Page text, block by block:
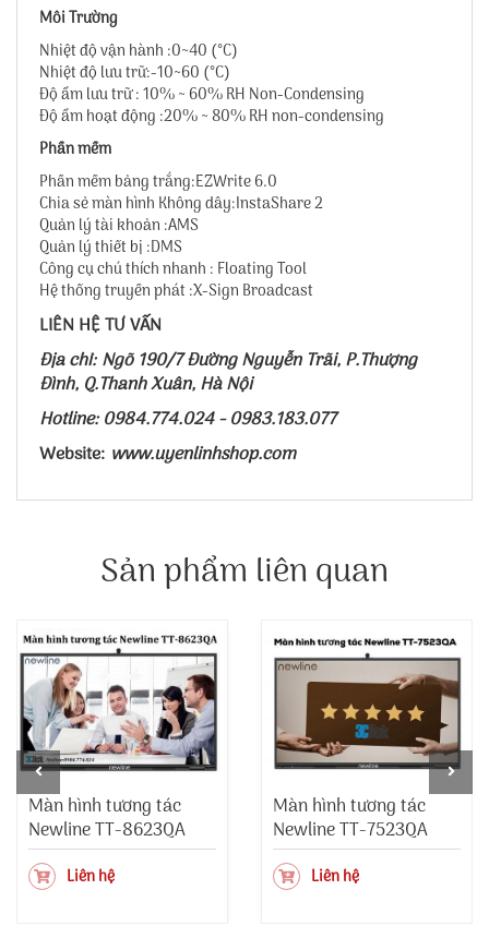
Môi Trường
Nhiệt độ vận hành :0~40 (°C)
Nhiệt độ lưu trữ:-10~60 (°C)
Độ ẩm lưu trữ : 10% ~ 60% RH Non-Condensing
Độ ẩm hoạt động :20% ~ 80% RH non-condensing
Phần mềm
Phần mềm bảng trắng:EZWrite 6.0
Chia sẻ màn hình Không dây:InstaShare 2
Quản lý tài khoản :AMS
Quản lý thiết bị :DMS
Công cụ chú thích nhanh : Floating Tool
Hệ thống truyền phát :X-Sign Broadcast
LIÊN HỆ TƯ VẤN
Địa chỉ: Ngõ 190/7 Đường Nguyễn Trãi, P.Thượng
Đình, Q.Thanh Xuân, Hà Nội
Hotline: 0984.774.024 - 0983.183.077
Website: www.uyenlinhshop.com
Sản phẩm liên quan
Màn hình tương tác
Newline TT-8623QA
Liên hệ
Màn hình tương tác
Newline TT-7523QA
Liên hệ